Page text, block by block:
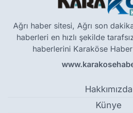
Ağrı haber sitesi, Ağrı son
haberleri en hızlı şekilde
haberlerini Karaköse
Hakkımızda
Künye